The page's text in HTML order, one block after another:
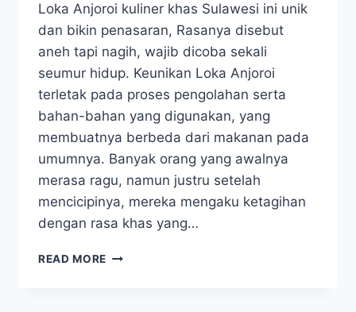
Loka Anjoroi kuliner khas Sulawesi ini unik
dan bikin penasaran, Rasanya disebut
aneh tapi nagih, wajib dicoba sekali
seumur hidup. Keunikan Loka Anjoroi
terletak pada proses pengolahan serta
bahan-bahan yang digunakan, yang
membuatnya berbeda dari makanan pada
umumnya. Banyak orang yang awalnya
merasa ragu, namun justru setelah
mencicipinya, mereka mengaku ketagihan
dengan rasa khas yang…
READ MORE KULINER